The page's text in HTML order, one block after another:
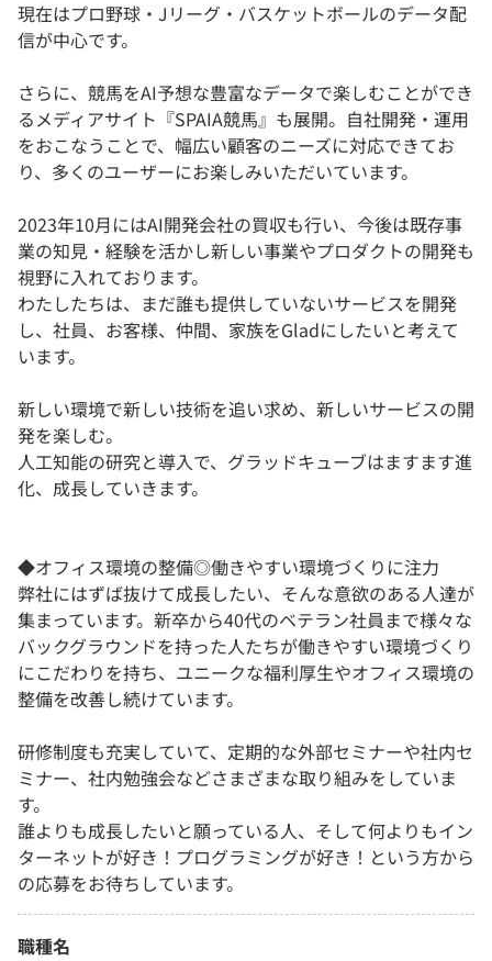
現在はプロ野球・Jリーグ・バスケットボールのデータ配
信が中心です。
さらに、競馬をAI予想な豊富なデータで楽しむことができ
るメディアサイト『SPAIA競馬』も展開。自社開発・運用
をおこなうことで、幅広い顧客のニーズに対応できてお
り、多くのユーザーにお楽しみいただいています。
2023年10月にはAI開発会社の買収も行い、今後は既存事
業の知見・経験を活かし新しい事業やプロダクトの開発も
視野に入れております。
わたしたちは、まだ誰も提供していないサービスを開発
し、社員、お客様、仲間、家族をGladにしたいと考えて
います。
新しい環境で新しい技術を追い求め、新しいサービスの開
発を楽しむ。
人工知能の研究と導入で、グラッドキューブはますます進
化、成長していきます。
◆オフィス環境の整備◎働きやすい環境づくりに注力
弊社にはずば抜けて成長したい、そんな意欲のある人達が
集まっています。新卒から40代のベテラン社員まで様々な
バックグラウンドを持った人たちが働きやすい環境づくり
にこだわりを持ち、ユニークな福利厚生やオフィス環境の
整備を改善し続けています。
研修制度も充実していて、定期的な外部セミナーや社内セ
ミナー、社内勉強会などさまざまな取り組みをしていま
す。
誰よりも成長したいと願っている人、そして何よりもイン
ターネットが好き！プログラミングが好き！という方から
の応募をお待ちしています。
職種名